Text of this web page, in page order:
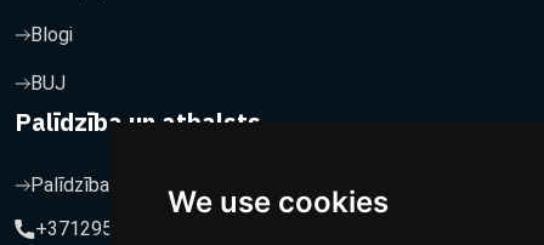
We use cookies
Blogi
BUJ
Palīdzība un atbalsts
Palīdzība un atbalsts
+37129564547